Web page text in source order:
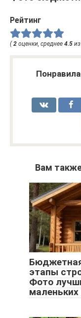
Рейтинг
(2 оценки, среднее 4.5 из
Вам
этапы
Фото